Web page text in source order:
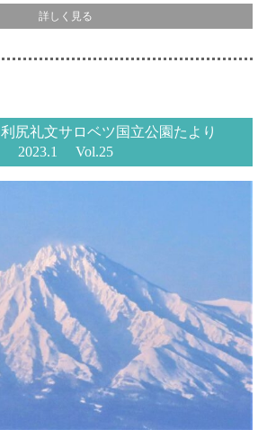
詳しく見る
利尻礼文サロベツ国立公園たより
2023.1 Vol.25